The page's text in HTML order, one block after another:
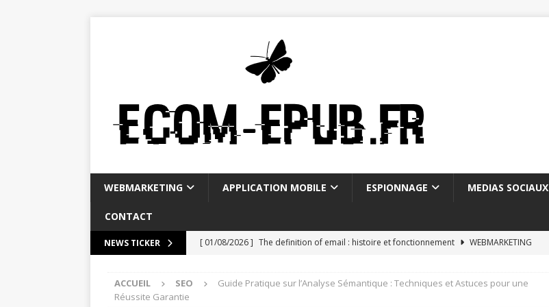
WEBMARKETING APPLICATION MOBILE ESPIONNAGE MEDIAS SOCIAUX
CONTACT
NEWS TICKER [ 01/08/2026 ] The definition of email : histoire et fonctionnement
WEBMARKETING
WEBMARKETING
ACCUEIL SEO
Guide Pratique sur l’Analyse Sémantique : Techniques et Astuces pour une
Réussite Garantie